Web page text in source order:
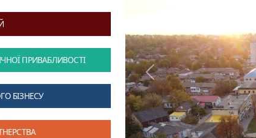
ПРИВАБЛИВОСТІ
БІЗНЕСУ
Previous